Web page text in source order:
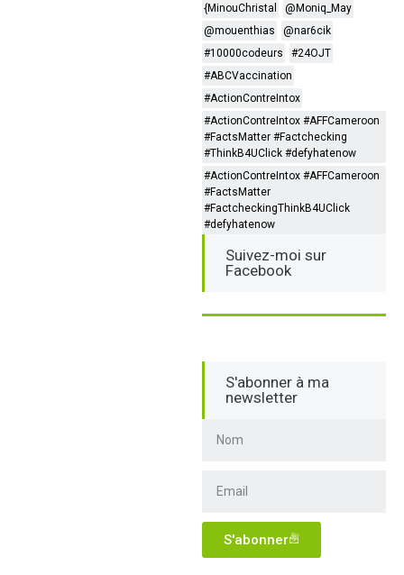
{MinouChristal
@Moniq_May
@mouenthias
@nar6cik
#10000codeurs
#24OJT
#ABCVaccination
#ActionContreIntox
#ActionContreIntox #AFFCameroon
#FactsMatter #Factchecking
#ThinkB4UClick #defyhatenow
#ActionContreIntox #AFFCameroon
#FactsMatter
#FactcheckingThinkB4UClick
#defyhatenow
Suivez-moi sur
Facebook
S'abonner à ma
newsletter
S'abonner